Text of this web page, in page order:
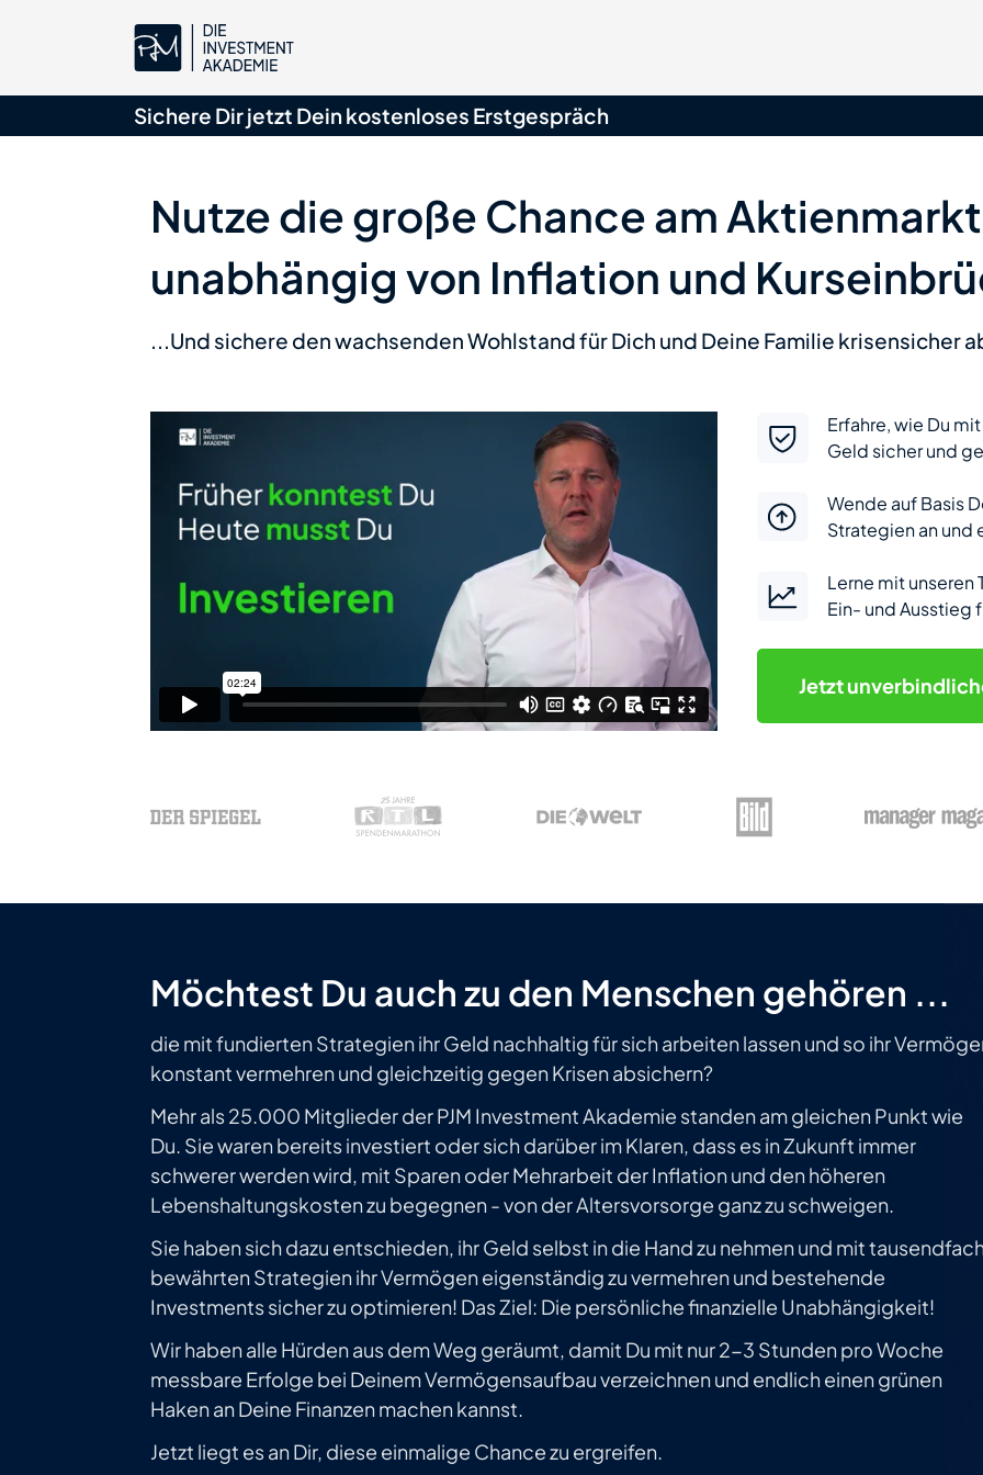
Sichere Dir jetzt Dein kostenloses Erstgespräch
Nutze die große Chance am
unabhängig von Inflation und
...Und sichere den wachsenden Wohlstand für Dich und Deine Familie krisensicher
Erfahre, wie Du
Geld sicher und
Wende auf Basis
Strategien an
Lerne mit unseren
Ein- und Ausstieg
Jetzt
Möchtest Du auch zu den Menschen gehören ...
die mit fundierten Strategien ihr Geld nachhaltig für sich arbeiten lassen und so ihr
konstant vermehren und gleichzeitig gegen Krisen absichern?
Mehr als 25.000 Mitglieder der PJM Investment Akademie standen am gleichen Punkt wie
Du. Sie waren bereits investiert oder sich darüber im Klaren, dass es in Zukunft immer
schwerer werden wird, mit Sparen oder Mehrarbeit der Inflation und den höheren
Lebenshaltungskosten zu begegnen - von der Altersvorsorge ganz zu schweigen.
Sie haben sich dazu entschieden, ihr Geld selbst in die Hand zu nehmen und mit
bewährten Strategien ihr Vermögen eigenständig zu vermehren und bestehende
Investments sicher zu optimieren! Das Ziel: Die persönliche finanzielle Unabhängigkeit!
Wir haben alle Hürden aus dem Weg geräumt, damit Du mit nur 2-3 Stunden pro Woche
messbare Erfolge bei Deinem Vermögensaufbau verzeichnen und endlich einen grünen
Haken an Deine Finanzen machen kannst.
Jetzt liegt es an Dir, diese einmalige Chance zu ergreifen.